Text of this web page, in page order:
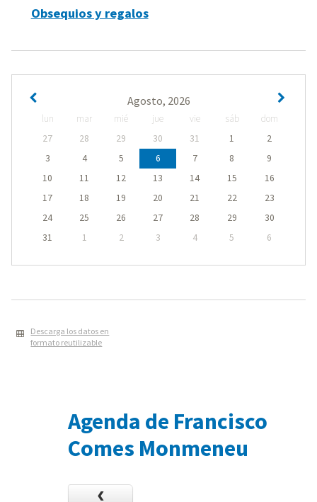
Obsequios y regalos
Agosto, 2026
lun mar mié jue vie sáb
dom
27
28 29 30 31 1
2
3
4 5 6 7 8
9
10
11 12 13 14 15
16
17
18 19 20 21 22
23
24
25 26 27 28 29
30
31
1 2 3 4 5 6
Descarga los datos en
formato reutilizable
Agenda de Francisco
Comes Monmeneu